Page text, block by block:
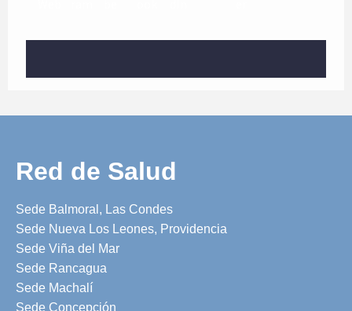
Red de Salud
Sede Balmoral, Las Condes
Sede Nueva Los Leones, Providencia
Sede Viña del Mar
Sede Rancagua
Sede Machalí
Sede Concepción